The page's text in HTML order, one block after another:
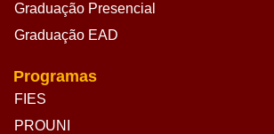
Graduação Presencial
Graduação EAD
Programas
FIES
PROUNI